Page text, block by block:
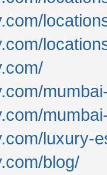
luxury-
blog/